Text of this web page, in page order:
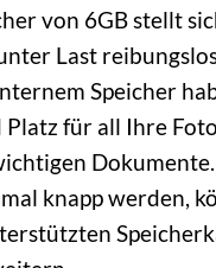
von 6GB stellt
Last
Speicher
für all Ihre
knapp werden,